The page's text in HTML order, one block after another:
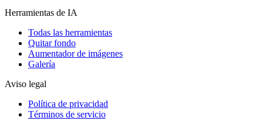
Herramientas de IA
Todas las herramientas
Quitar fondo
Aumentador de imágenes
Galería
Aviso legal
Política de privacidad
Términos de servicio